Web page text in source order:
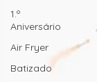
1.º
Aniversário
Air Fryer
Batizado